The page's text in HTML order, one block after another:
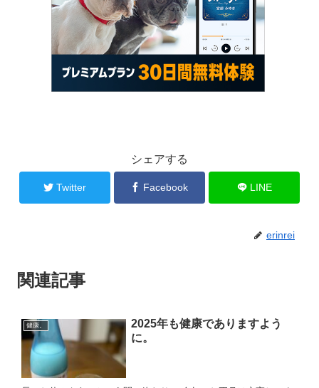
シェアする
Twitter Facebook LINE
erinrei
関連記事
健康。
2025年も健康でありますよう
に。